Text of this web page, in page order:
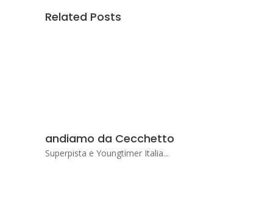
Related Posts
andiamo da Cecchetto
Superpista e Youngtimer Italia...